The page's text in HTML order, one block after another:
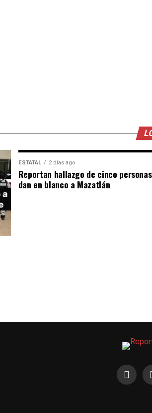
ESTATAL 2 días ago
Reportan hallazgo de cinco
dan en blanco a Mazatlán